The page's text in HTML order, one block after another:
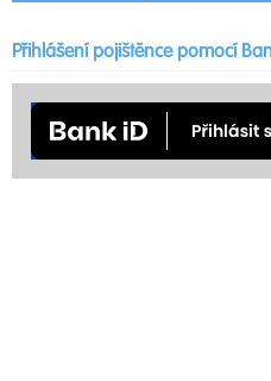
Přihlášení pojištěnce pomocí